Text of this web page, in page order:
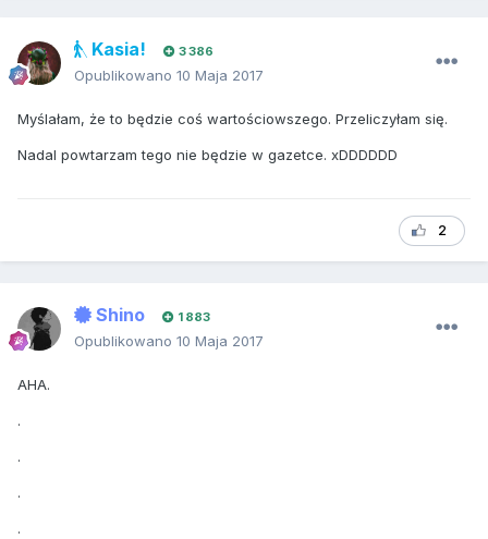
Kasia! 3 386
Opublikowano 10 Maja 2017
Myślałam, że to będzie coś wartościowszego. Przeliczyłam się.
Nadal powtarzam tego nie będzie w gazetce. xDDDDDD
2
Shino 1 883
Opublikowano 10 Maja 2017
AHA.
.
.
.
.